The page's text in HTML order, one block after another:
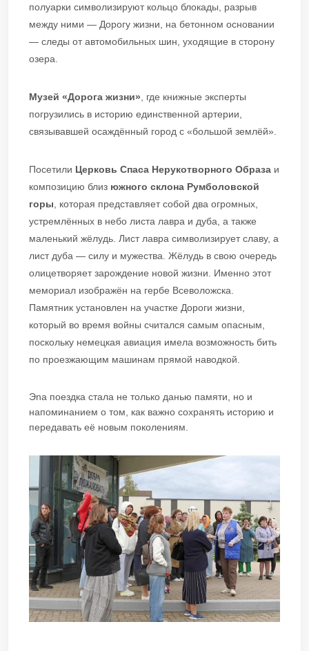
полуарки символизируют кольцо блокады, разрыв
между ними — Дорогу жизни, на бетонном основании
— следы от автомобильных шин, уходящие в сторону
озера.
Музей «Дорога жизни», где книжные эксперты
погрузились в историю единственной артерии,
связывавшей осаждённый город с «большой землёй».
Посетили Церковь Спаса Нерукотворного Образа и
композицию близ южного склона Румболовской
горы, которая представляет собой два огромных,
устремлённых в небо листа лавра и дуба, а также
маленький жёлудь. Лист лавра символизирует славу, а
лист дуба — силу и мужества. Жёлудь в свою очередь
олицетворяет зарождение новой жизни. Именно этот
мемориал изображён на гербе Всеволожска.
Памятник установлен на участке Дороги жизни,
который во время войны считался самым опасным,
поскольку немецкая авиация имела возможность бить
по проезжающим машинам прямой наводкой.
Эnа поездка стала не только данью памяти, но и
напоминанием о том, как важно сохранять историю и
передавать её новым поколениям.